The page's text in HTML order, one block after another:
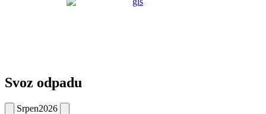
Svoz odpadu
Srpen2026